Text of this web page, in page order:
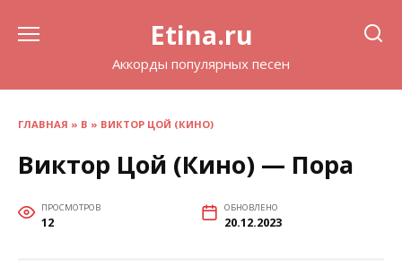
Etina.ru
Аккорды популярных песен
ГЛАВНАЯ » В » ВИКТОР ЦОЙ (КИНО)
Виктор Цой (Кино) — Пора
ПРОСМОТРОВ
12
ОБНОВЛЕНО
20.12.2023